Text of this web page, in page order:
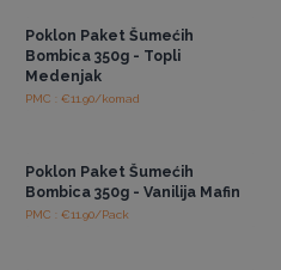
Poklon Paket Šumećih
Bombica 350g - Topli
Medenjak
PMC : €11.90/komad
Poklon Paket Šumećih
Bombica 350g - Vanilija Mafin
PMC : €11.90/Pack